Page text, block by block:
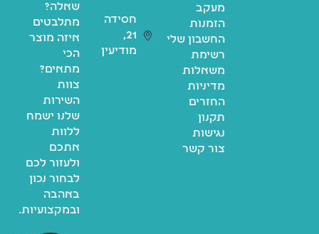
מעקב
הזמנות
החשבון שלי
רשימת
משאלות
מדיניות
החזרים
תקנון
נגישות
צור קשר
חסידה
21,
מודיעין
שאלה?
מתלבטים
איזה מוצר
הכי
מתאים?
צוות
השירות
שלנו ישמח
ללוות
אתכם
ולעזור לכם
לבחור נכון
באהבה
ובמקצועיות.